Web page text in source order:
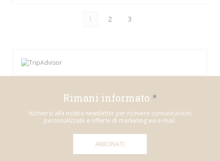
1 2 3
Rimani informato *
Iscriversi alla nostra newsletter per ricevere comunicazioni
personalizzate e offerte di marketing via e-mail.
ABBONATI